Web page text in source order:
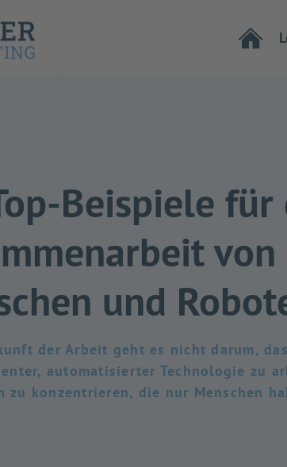
Beispiele für
von
und
der Arbeit geht es nicht darum,
automatisierter Technologie zu
zu konzentrieren, die nur Menschen